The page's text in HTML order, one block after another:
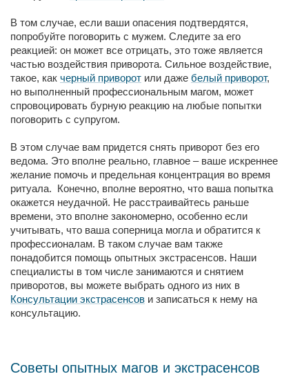
В том случае, если ваши опасения подтвердятся,
попробуйте поговорить с мужем. Следите за его
реакцией: он может все отрицать, это тоже является
частью воздействия приворота. Сильное воздействие,
такое, как черный приворот или даже белый приворот,
но выполненный профессиональным магом, может
спровоцировать бурную реакцию на любые попытки
поговорить с супругом.
В этом случае вам придется снять приворот без его
ведома. Это вполне реально, главное – ваше искреннее
желание помочь и предельная концентрация во время
ритуала. Конечно, вполне вероятно, что ваша попытка
окажется неудачной. Не расстраивайтесь раньше
времени, это вполне закономерно, особенно если
учитывать, что ваша соперница могла и обратится к
профессионалам. В таком случае вам также
понадобится помощь опытных экстрасенсов. Наши
специалисты в том числе занимаются и снятием
приворотов, вы можете выбрать одного из них в
Консультации экстрасенсов и записаться к нему на
консультацию.
Советы опытных магов и экстрасенсов